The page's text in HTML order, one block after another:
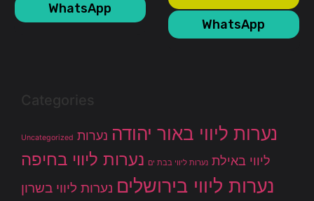
WhatsApp
WhatsApp
Categories
Uncategorized נערות ליווי באור יהודה נערות
ליווי באילת נערות ליווי בבת ים נערות ליווי בחיפה
נערות ליווי בירושלים נערות ליווי בשרון